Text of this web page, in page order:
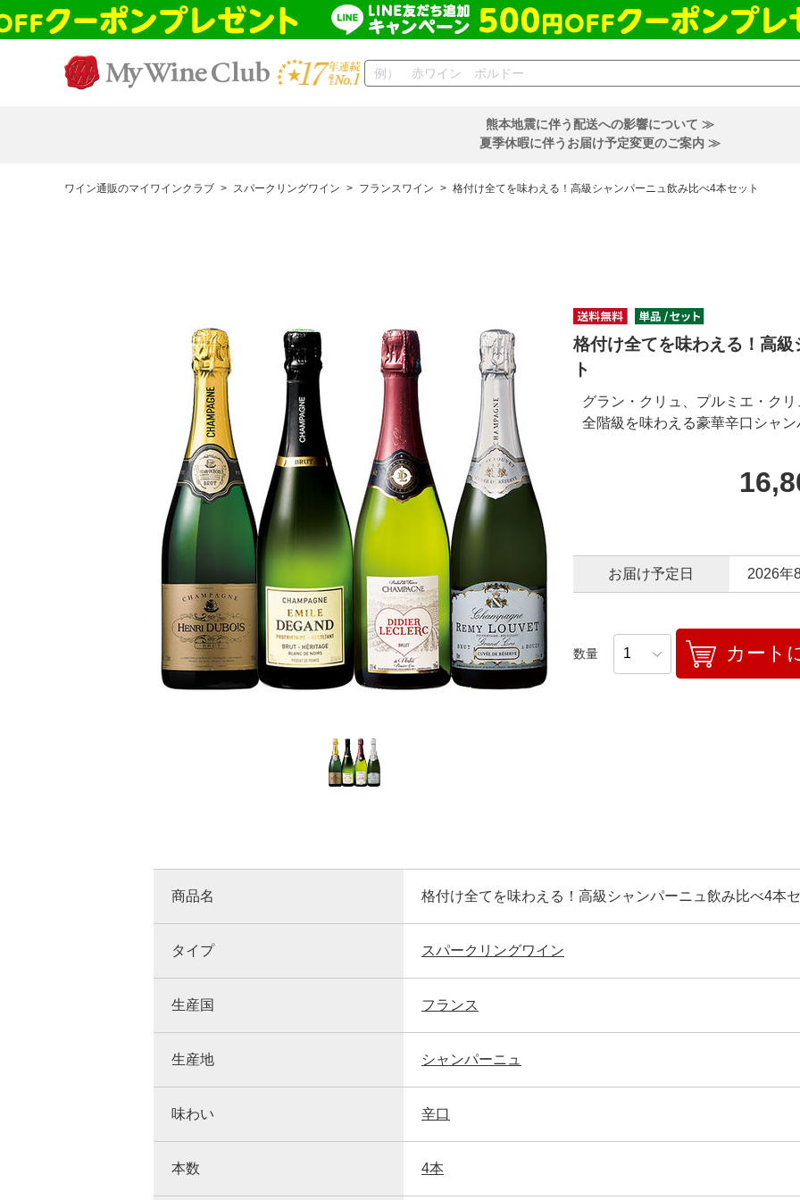
熊本地震に伴う配送への影響について ≫
夏季休暇に伴うお届け予定変更のご案内 ≫
ワイン通販のマイワインクラブ > スパークリングワイン > フランスワイン > 格付け全てを味わえる！高級シャンパーニュ飲み比べ4本セット
格付け全てを味わえる！高
ト
グラン・クリュ、プルミエ・クリ
全階級を味わえる豪華辛口シャ
お届け予定日 2026年
数量 カート
商品名 格付け全てを味わえる！高級シャンパーニュ飲み比べ4本
タイプ スパークリングワイン
生産国 フランス
生産地 シャンパーニュ
味わい 辛口
本数 4本